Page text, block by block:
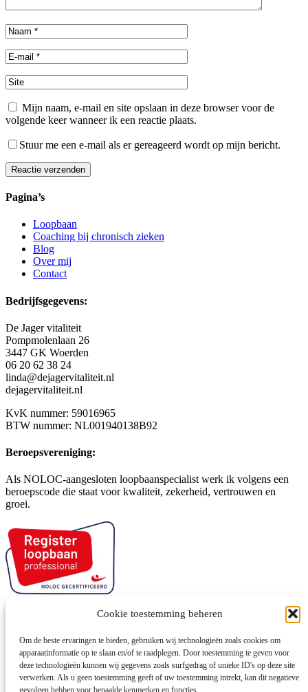
Cookie toestemming beheren
Om de beste ervaringen te bieden, gebruiken wij technologieën zoals cookies om
apparaatinformatie op te slaan en/of te raadplegen. Door toestemming te geven voor
deze technologieën kunnen wij gegevens zoals surfgedrag of unieke ID's op deze site
verwerken. Als u geen toestemming geeft of uw toestemming intrekt, kan dit negatieve
gevolgen hebben voor bepaalde kenmerken en functies.
Mijn naam, e-mail en site opslaan in deze browser voor de
volgende keer wanneer ik een reactie plaats.
Stuur me een e-mail als er gereageerd wordt op mijn bericht.
Reactie verzenden
Alternative:
Pagina’s
Loopbaan
Coaching bij chronisch zieken
Blog
Over mij
Contact
Bedrijfsgegevens:
De Jager vitaliteit
Pompmolenlaan 26
3447 GK Woerden
06 20 62 38 24
linda@dejagervitaliteit.nl
dejagervitaliteit.nl
KvK nummer: 59016965
BTW nummer: NL001940138B92
Beroepsvereniging:
Als NOLOC-aangesloten loopbaanspecialist werk ik volgens een
beroepscode die staat voor kwaliteit, zekerheid, vertrouwen en
groei.
Algemene voorwaarden
Disclaimer
Cookiebeleid